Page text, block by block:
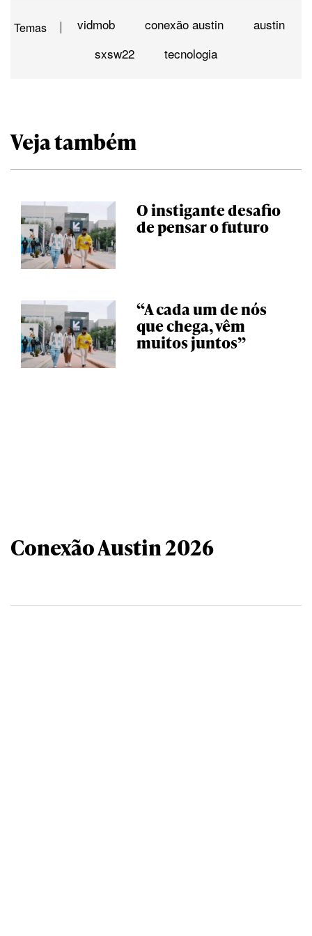
Temas vidmob conexão austin
austin
sxsw22
tecnologia
Veja também
O instigante desafio
de pensar o futuro
“A cada um de nós
que chega, vêm
muitos juntos”
Conexão Austin 2026